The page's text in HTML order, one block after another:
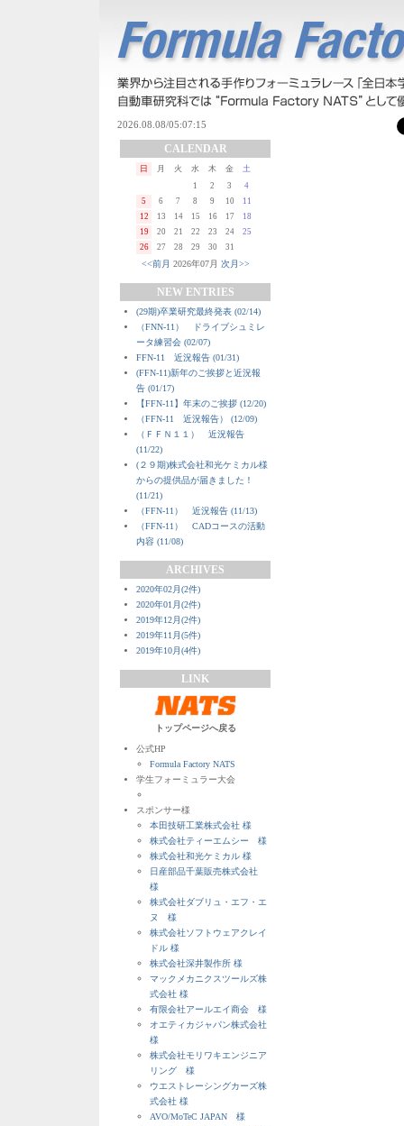
CALENDAR
日 月 火 水 木 金
土
1
2 3
4
5
6 7 8 9 10
11
12
13 14 15 16 17
18
19
20 21 22 23 24
25
26
27 28 29 30 31
<<前月 2026年07月 次月>>
NEW ENTRIES
(29期)卒業研究最終発表 (02/14)
（FNN-11） ドライブシュミレ
ータ練習会 (02/07)
FFN-11 近況報告 (01/31)
(FFN-11)新年のご挨拶と近況報
告 (01/17)
【FFN-11】年末のご挨拶 (12/20)
（FFN-11 近況報告） (12/09)
（ＦＦＮ１１） 近況報告
(11/22)
(２９期)株式会社和光ケミカル様
からの提供品が届きました！
(11/21)
（FFN-11） 近況報告 (11/13)
（FFN-11） CADコースの活動
内容 (11/08)
ARCHIVES
2020年02月(2件)
2020年01月(2件)
2019年12月(2件)
2019年11月(5件)
2019年10月(4件)
LINK
トップページへ戻る
公式HP
Formula Factory NATS
学生フォーミュラー大会
スポンサー様
本田技研工業株式会社 様
株式会社ティーエムシー 様
株式会社和光ケミカル 様
日産部品千葉販売株式会社
様
株式会社ダブリュ・エフ・エ
ヌ 様
株式会社ソフトウェアクレイ
ドル 様
株式会社深井製作所 様
マックメカニクスツールズ株
式会社 様
有限会社アールエイ商会 様
オエティカジャパン株式会社
様
株式会社モリワキエンジニア
リング 様
ウエストレーシングカーズ株
式会社 様
AVO/MoTeC JAPAN 様